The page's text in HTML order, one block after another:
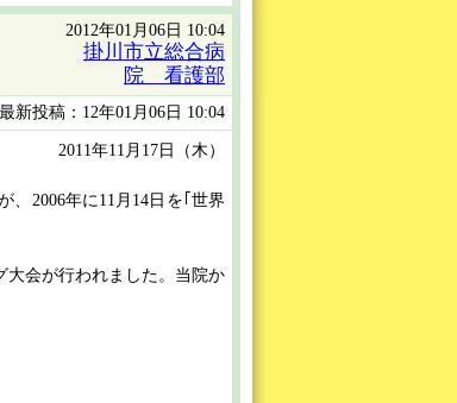
2012年01月06日 10:04
掛川市立総合病
院 看護部
最新投稿：12年01月06日 10:04
2011年11月17日（木）
2006年に11月14日を｢世界
会が行われました。当院か